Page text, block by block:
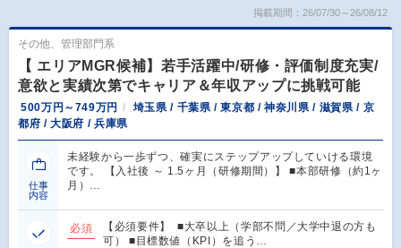
掲載期間：26/07/30～26/08/12
その他、管理部門系
【 エリアMGR候補】若手活躍中/研修・評価制度充実/
意欲と実績次第でキャリア＆年収アップに挑戦可能
500万円～749万円
埼玉県 / 千葉県 / 東京都 / 神奈川県 / 滋賀県 / 京
都府 / 大阪府 / 兵庫県
仕事
内容
未経験から一歩ずつ、確実にステップアップしていける環境
です。 【入社後 ～ 1.5ヶ月（研修期間）】 ■本部研修（約1ヶ
月）…
必須
【必須要件】 ■大卒以上（学部不問／大学中退の方も
可） ■目標数値（KPI）を追う…